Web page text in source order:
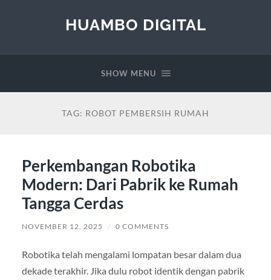
HUAMBO DIGITAL
SHOW MENU
TAG: ROBOT PEMBERSIH RUMAH
Perkembangan Robotika
Modern: Dari Pabrik ke Rumah
Tangga Cerdas
NOVEMBER 12, 2025 / 0 COMMENTS
Robotika telah mengalami lompatan besar dalam dua
dekade terakhir. Jika dulu robot identik dengan pabrik